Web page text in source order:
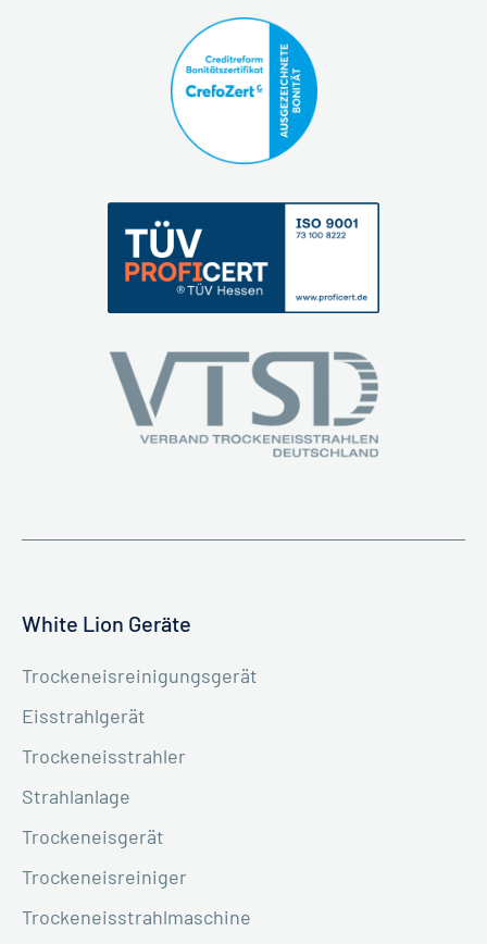
White Lion Geräte
Trockeneisreinigungsgerät
Eisstrahlgerät
Trockeneisstrahler
Strahlanlage
Trockeneisgerät
Trockeneisreiniger
Trockeneisstrahlmaschine